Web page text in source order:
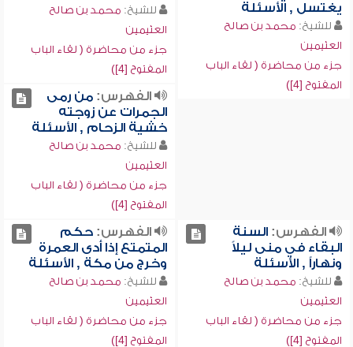
يغتسل , الأسئلة
للشيخ: محمد بن صالح
العثيمين
جزء من محاضرة ( لقاء الباب
المفتوح [4])
للشيخ: محمد بن صالح
العثيمين
جزء من محاضرة ( لقاء الباب
المفتوح [4])
الفهرس:من رمى
الجمرات عن زوجته
خشية الزحام , الأسئلة
للشيخ: محمد بن صالح
العثيمين
جزء من محاضرة ( لقاء الباب
المفتوح [4])
الفهرس:السنة
البقاء في منى ليلاً
ونهاراً , الأسئلة
للشيخ: محمد بن صالح
العثيمين
جزء من محاضرة ( لقاء الباب
المفتوح [4])
الفهرس:حكم
المتمتع إذا أدى العمرة
وخرج من مكة , الأسئلة
للشيخ: محمد بن صالح
العثيمين
جزء من محاضرة ( لقاء الباب
المفتوح [4])